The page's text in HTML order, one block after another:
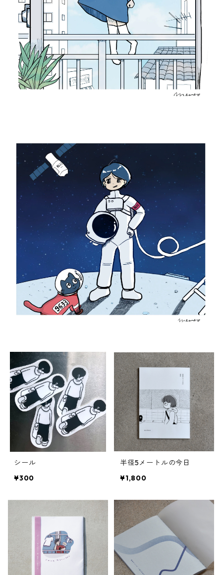
シール
¥300
半径5メートルの今日
¥1,800